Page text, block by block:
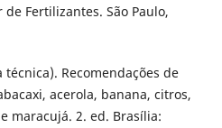
Fertilizantes. São Paulo,
técnica). Recomendações de
acerola, banana, citros,
maracujá. 2. ed. Brasília: